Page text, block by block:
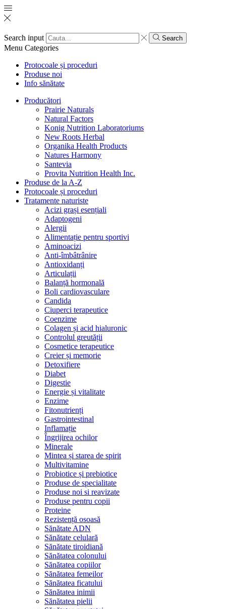
Search input Search
Menu Categories
Protocoale și proceduri
Produse noi
Info sănătate
Producători
Prairie Naturals
Natural Factors
Konig Nutrition Laboratoriums
New Roots Herbal
Organika Health Products
Natures Harmony
Santevia
Provita Nutrition Health Inc.
Produse de la A-Z
Protocoale și proceduri
Tratamente naturiste
Acizi grași esențiali
Adaptogeni
Alergii
Alimentație pentru sportivi
Aminoacizi
Anti-îmbâtrânire
Antioxidanți
Articulații
Balanță hormonală
Boli cardiovasculare
Candida
Ciuperci terapeutice
Coenzime
Colagen și acid hialuronic
Controlul greutății
Cosmetice terapeutice
Creier și memorie
Detoxifiere
Diabet
Digestie
Energie și vitalitate
Enzime
Fitonutrienți
Gastrointestinal
Inflamație
Îngrijirea ochilor
Minerale
Mintea și starea de spirit
Multivitamine
Probiotice și prebiotice
Produse de specialitate
Produse noi si reavizate
Produse pentru copii
Proteine
Rezistență osoasă
Sănătate ADN
Sănătate celulară
Sănătate tiroidiană
Sănătatea colonului
Sănătatea copiilor
Sănătatea femeilor
Sănătatea ficatului
Sănătatea inimii
Sănătatea pielii